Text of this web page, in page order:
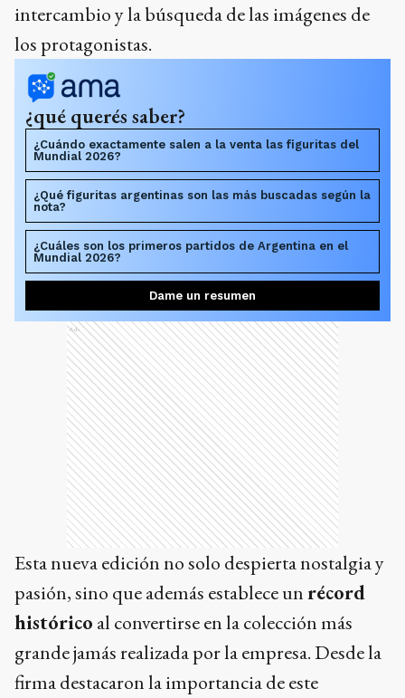
intercambio y la búsqueda de las imágenes de
los protagonistas.
¿qué querés saber?
¿Cuándo exactamente salen a la venta las figuritas del
Mundial 2026?
¿Qué figuritas argentinas son las más buscadas según la
nota?
¿Cuáles son los primeros partidos de Argentina en el
Mundial 2026?
Dame un resumen
Ads
Esta nueva edición no solo despierta nostalgia y
pasión, sino que además establece unrécord
histórico al convertirse en la colección más
grande jamás realizada por la empresa. Desde la
firma destacaron la importancia de este